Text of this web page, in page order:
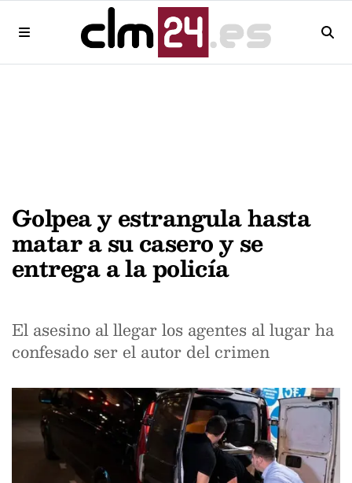
Golpea y estrangula hasta
matar a su casero y se
entrega a la policía
El asesino al llegar los agentes al lugar ha
confesado ser el autor del crimen